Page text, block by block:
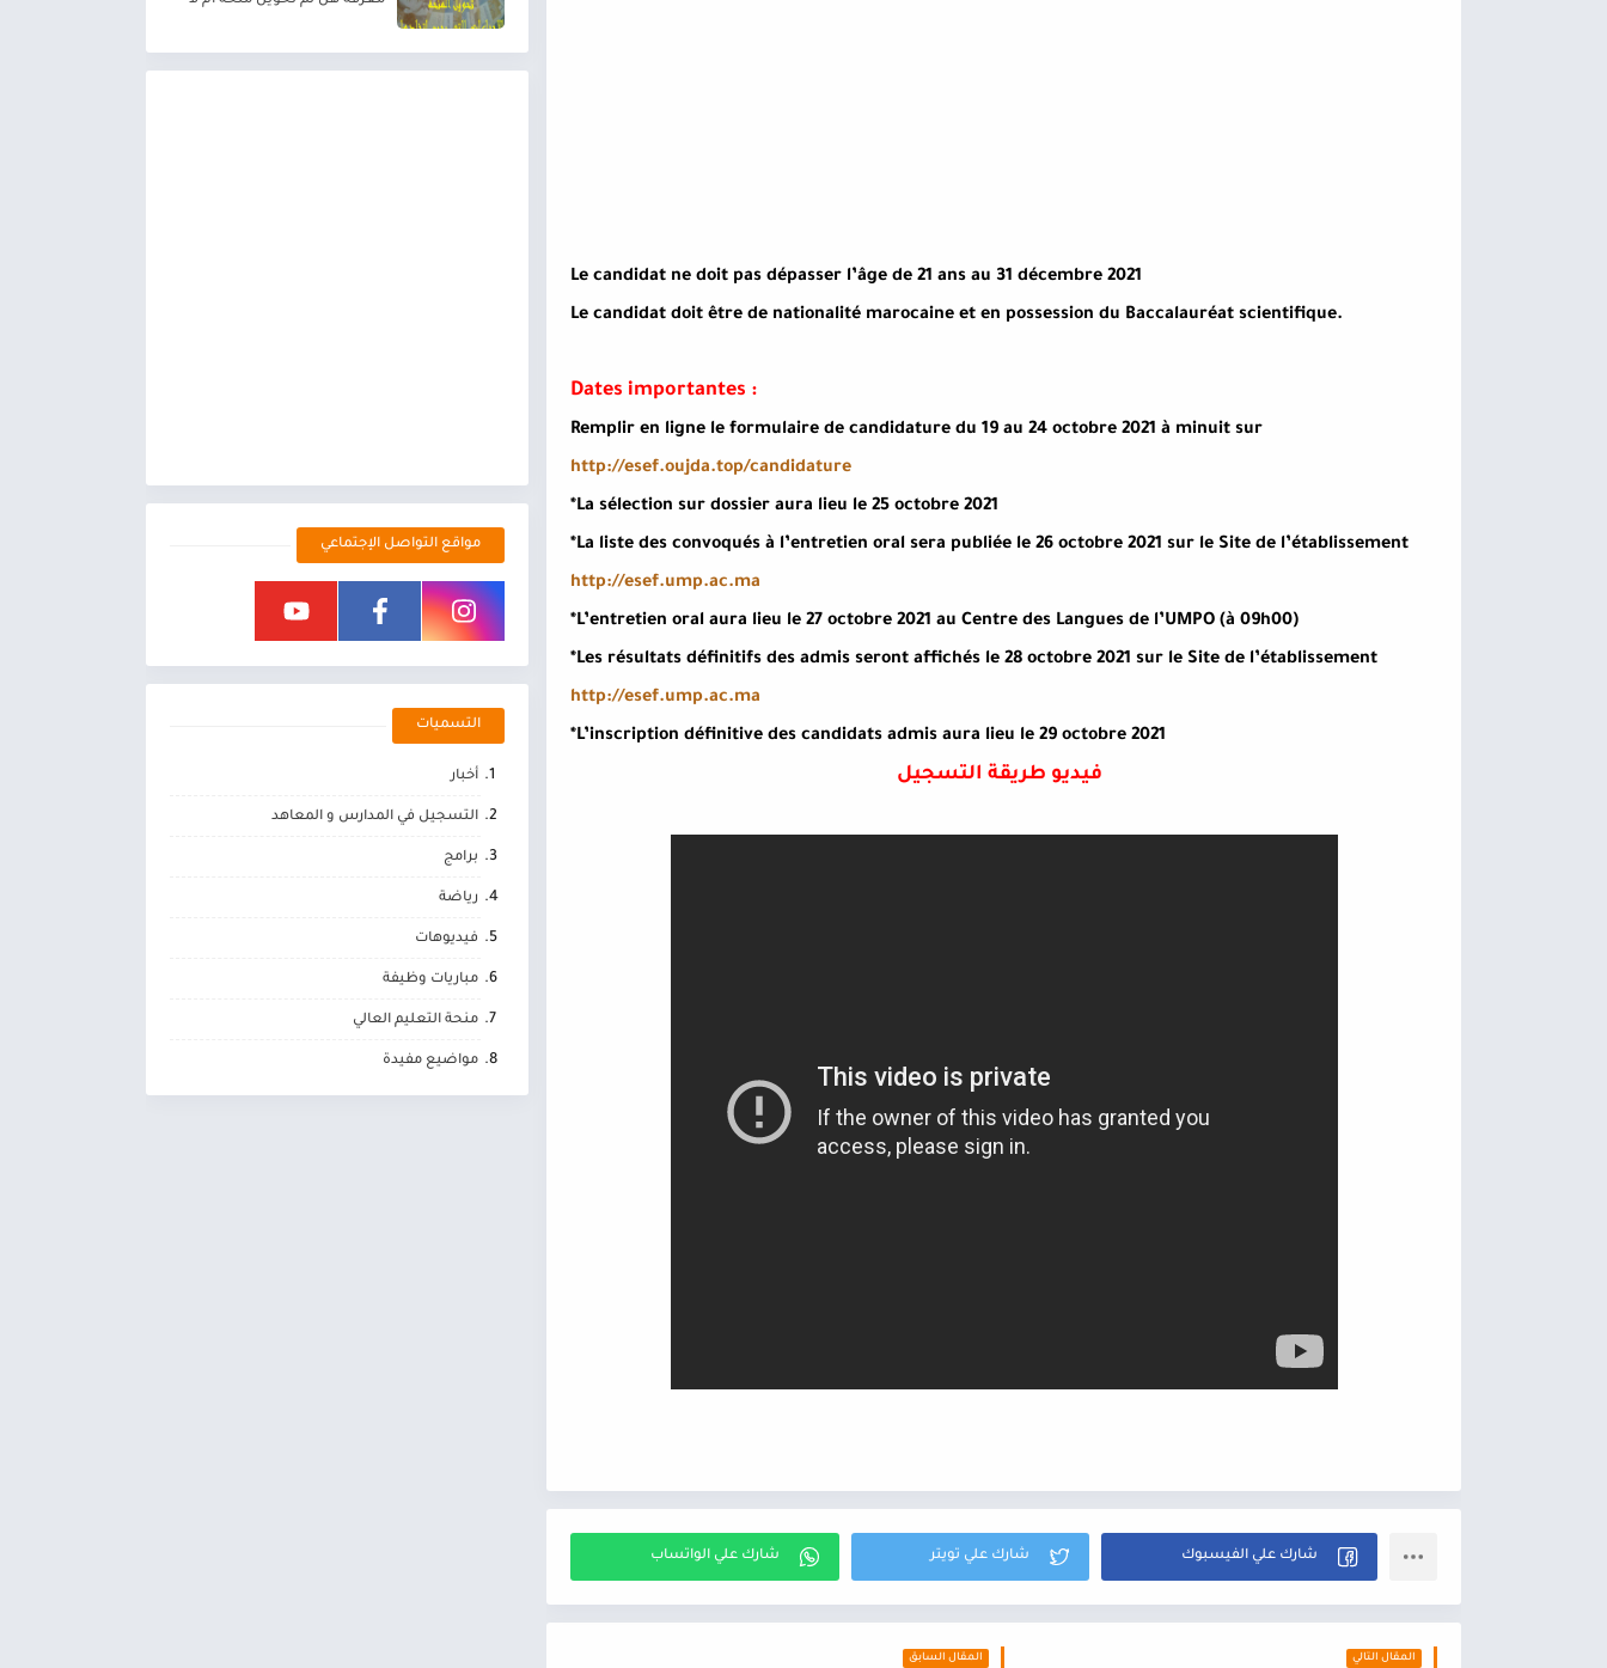
Le candidat ne doit pas dépasser l’âge de 21 ans au 31 décembre 2021
Le candidat doit être de nationalité marocaine et en possession du Baccalauréat scientifique.
Dates importantes :
Remplir en ligne le formulaire de candidature du 19 au 24 octobre 2021 à minuit sur
http://esef.oujda.top/candidature
*La sélection sur dossier aura lieu le 25 octobre 2021
*La liste des convoqués à l’entretien oral sera publiée le 26 octobre 2021 sur le Site de l’établissement
http://esef.ump.ac.ma
*L’entretien oral aura lieu le 27 octobre 2021 au Centre des Langues de l’UMPO (à 09h00)
*Les résultats définitifs des admis seront affichés le 28 octobre 2021 sur le Site de l’établissement
http://esef.ump.ac.ma
*L’inscription définitive des candidats admis aura lieu le 29 octobre 2021
فيديو طريقة التسجيل
المقال التالي المقال السابق
مواقع التواصل الإجتماعي
التسميات
أخبار
التسجيل في المدارس و المعاهد
برامج
رياضة
فيديوهات
مباريات وظيفة
منحة التعليم العالي
مواضيع مفيدة